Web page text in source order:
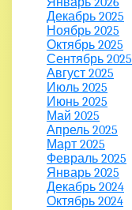
Декабрь 2025
Ноябрь 2025
Октябрь 2025
Сентябрь 2025
Август 2025
Июль 2025
Июнь 2025
Май 2025
Апрель 2025
Март 2025
Февраль 2025
Январь 2025
Декабрь 2024
Октябрь 2024